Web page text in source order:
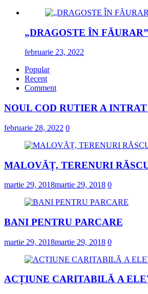
„DRAGOSTE ÎN FĂURAR”
februarie 23, 2022
Popular
Recent
Comment
NOUL COD RUTIER A
februarie 28, 2022 0
MALOVĂȚ, TERENURI
martie 29, 2018martie 29, 2018 0
BANI PENTRU PARCARE
martie 29, 2018martie 29, 2018 0
ACȚIUNE CARITABILĂ A